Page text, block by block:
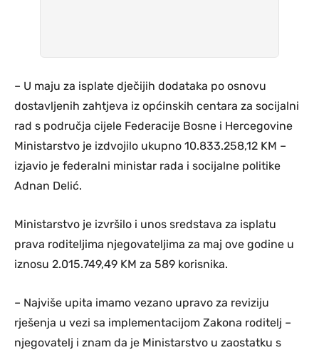
– U maju za isplate dječijih dodataka po osnovu
dostavljenih zahtjeva iz općinskih centara za socijalni
rad s područja cijele Federacije Bosne i Hercegovine
Ministarstvo je izdvojilo ukupno 10.833.258,12 KM –
izjavio je federalni ministar rada i socijalne politike
Adnan Delić.
Ministarstvo je izvršilo i unos sredstava za isplatu
prava roditeljima njegovateljima za maj ove godine u
iznosu 2.015.749,49 KM za 589 korisnika.
– Najviše upita imamo vezano upravo za reviziju
rješenja u vezi sa implementacijom Zakona roditelj –
njegovatelj i znam da je Ministarstvo u zaostatku s